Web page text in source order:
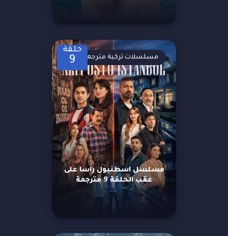
حلقة
9
مسلسل اسطنبول راسا على
عقب الحلقة 9 مترجمة
مسلسلات تركية مترجمة